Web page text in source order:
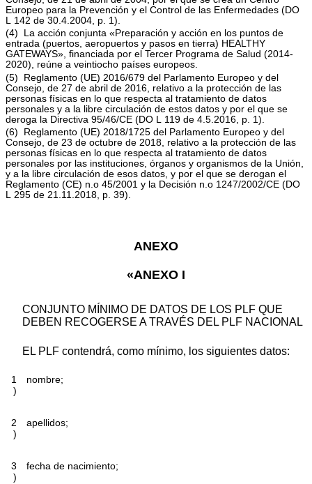
Europeo para la Prevención y el Control de las Enfermedades (DO
L 142 de 30.4.2004, p. 1 ).
(4) La acción conjunta «Preparación y acción en los puntos de
entrada (puertos, aeropuertos y pasos en tierra) HEALTHY
GATEWAYS», financiada por el Tercer Programa de Salud (2014-
2020), reúne a veintiocho países europeos.
(5) Reglamento (UE) 2016/679 del Parlamento Europeo y del
Consejo, de 27 de abril de 2016, relativo a la protección de las
personas físicas en lo que respecta al tratamiento de datos
personales y a la libre circulación de estos datos y por el que se
deroga la Directiva 95/46/CE (DO L 119 de 4.5.2016, p. 1 ).
(6) Reglamento (UE) 2018/1725 del Parlamento Europeo y del
Consejo, de 23 de octubre de 2018, relativo a la protección de las
personas físicas en lo que respecta al tratamiento de datos
personales por las instituciones, órganos y organismos de la Unión,
y a la libre circulación de esos datos, y por el que se derogan el
Reglamento (CE) n. o 45/2001 y la Decisión n. o 1247/2002/CE (DO
L 295 de 21.11.2018, p. 39).
ANEXO
«ANEXO I
CONJUNTO MÍNIMO DE DATOS DE LOS PLF QUE
DEBEN RECOGERSE A TRAVÉS DEL PLF NACIONAL
EL PLF contendrá, como mínimo, los siguientes datos:
1
)
nombre;
2
)
apellidos;
3
)
fecha de nacimiento;